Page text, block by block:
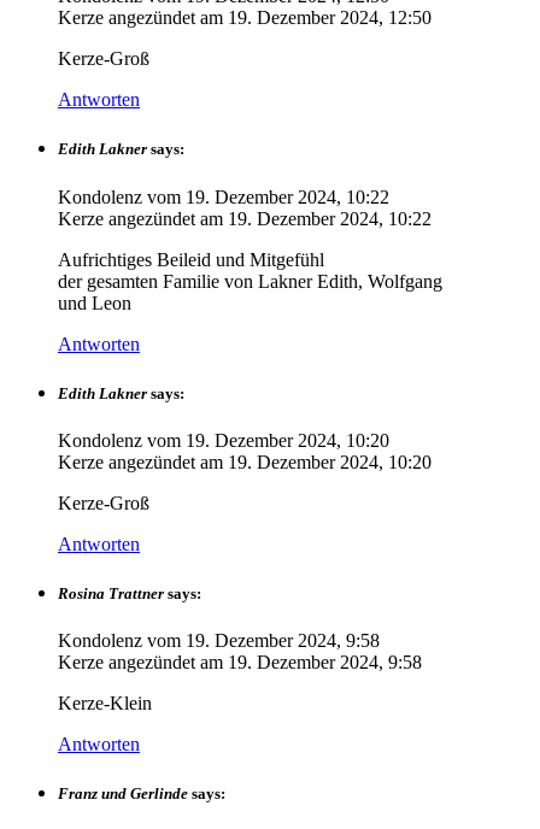
Kerze angezündet am 19. Dezember 2024, 12:50
Kerze-Groß
Antworten
Edith Lakner says:
Kondolenz vom 19. Dezember 2024, 10:22
Kerze angezündet am 19. Dezember 2024, 10:22
Aufrichtiges Beileid und Mitgefühl
der gesamten Familie von Lakner Edith, Wolfgang
und Leon
Antworten
Edith Lakner says:
Kondolenz vom 19. Dezember 2024, 10:20
Kerze angezündet am 19. Dezember 2024, 10:20
Kerze-Groß
Antworten
Rosina Trattner says:
Kondolenz vom 19. Dezember 2024, 9:58
Kerze angezündet am 19. Dezember 2024, 9:58
Kerze-Klein
Antworten
Franz und Gerlinde says: